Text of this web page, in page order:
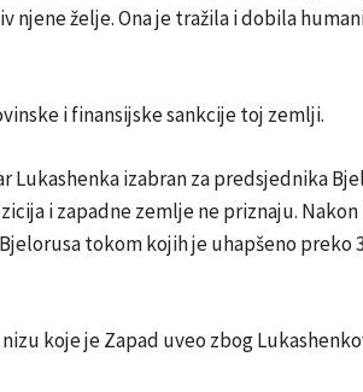
njene želje. Ona je tražila i dobila
i finansijske sankcije toj zemlji.
Lukashenka izabran za predsjednika
i zapadne zemlje ne priznaju.
tokom kojih je uhapšeno preko
koje je Zapad uveo zbog